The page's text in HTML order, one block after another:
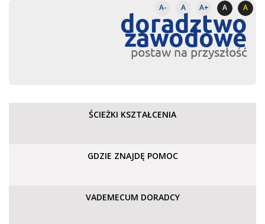
A- A A+ A A
doradztwo
zawodowe
postaw na przyszłość
ŚCIEŻKI KSZTAŁCENIA
GDZIE ZNAJDĘ POMOC
VADEMECUM DORADCY